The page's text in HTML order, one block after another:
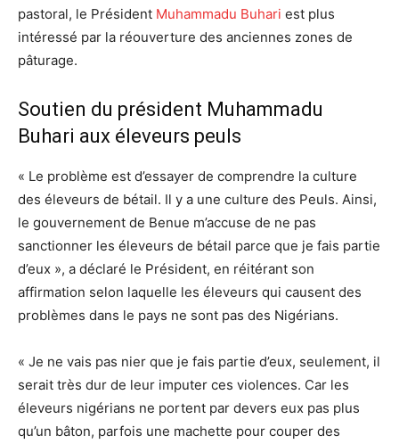
pastoral, le Président Muhammadu Buhari est plus
intéressé par la réouverture des anciennes zones de
pâturage.
Soutien du président Muhammadu
Buhari aux éleveurs peuls
« Le problème est d’essayer de comprendre la culture
des éleveurs de bétail. Il y a une culture des Peuls. Ainsi,
le gouvernement de Benue m’accuse de ne pas
sanctionner les éleveurs de bétail parce que je fais partie
d’eux », a déclaré le Président, en réitérant son
affirmation selon laquelle les éleveurs qui causent des
problèmes dans le pays ne sont pas des Nigérians.
« Je ne vais pas nier que je fais partie d’eux, seulement, il
serait très dur de leur imputer ces violences. Car les
éleveurs nigérians ne portent par devers eux pas plus
qu’un bâton, parfois une machette pour couper des